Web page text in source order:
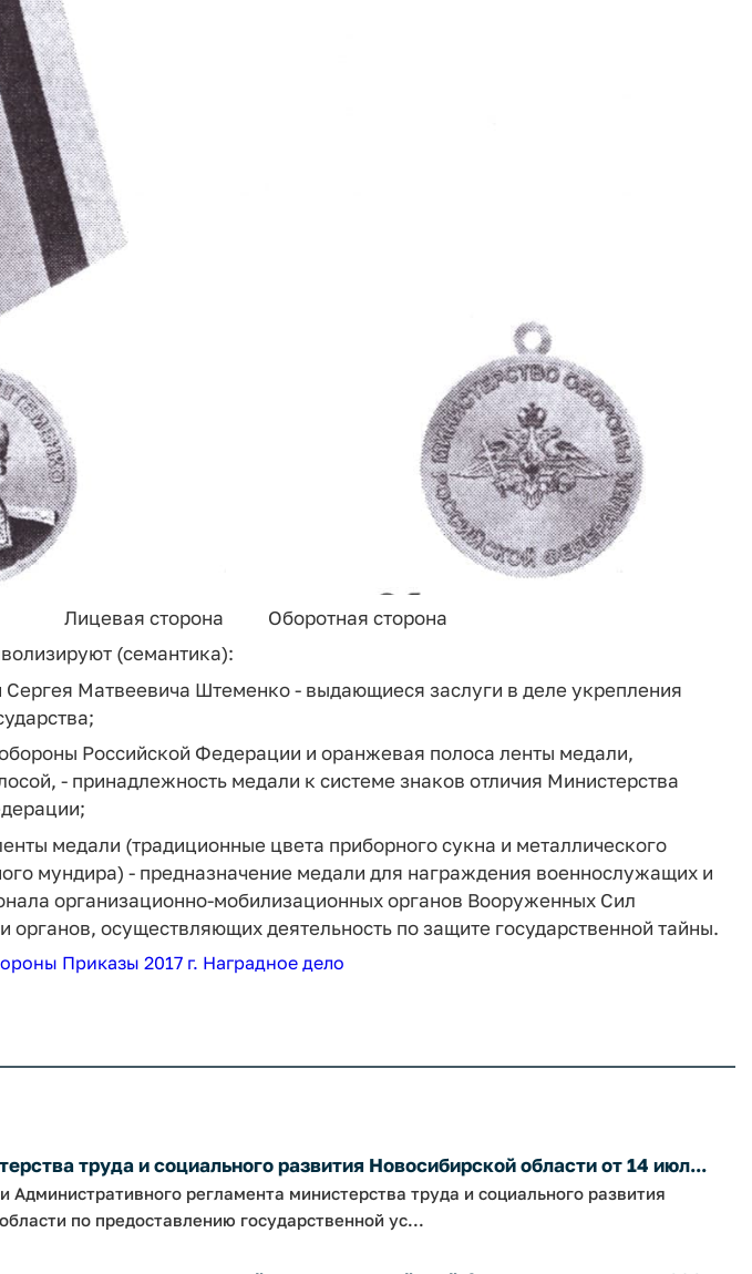
Лицевая сторона Оборотная сторона
(семантика):
Сергея Матвеевича Штеменко - выдающиеся заслуги в деле укрепления
Российской Федерации и оранжевая полоса ленты медали,
- принадлежность медали к системе знаков отличия Министерства
медали (традиционные цвета приборного сукна и металлического
мундира) - предназначение медали для награждения военнослужащих и
организационно-мобилизационных органов Вооруженных Сил
органов, осуществляющих деятельность по защите государственной тайны.
Приказы 2017 г. Наградное дело
труда и социального развития Новосибирской области от 14 июл...
Административного регламента министерства труда и социального развития
по предоставлению государственной ус...